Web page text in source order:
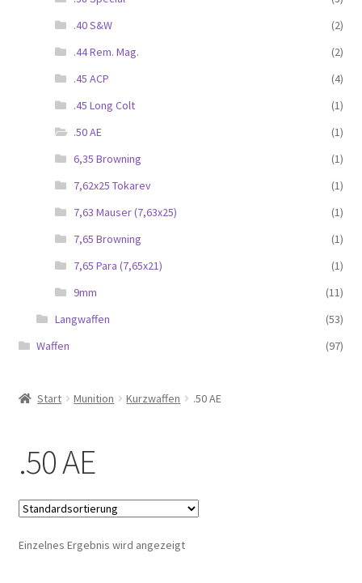
.40 S&W
(2)
.44 Rem. Mag.
(2)
.45 ACP
(4)
.45 Long Colt
(1)
.50 AE
(1)
6,35 Browning
(1)
7,62x25 Tokarev
(1)
7,63 Mauser (7,63x25)
(1)
7,65 Browning
(1)
7,65 Para (7,65x21)
(1)
9mm
(11)
Langwaffen
(53)
Waffen
(97)
Start Munition Kurzwaffen .50 AE
.50 AE
Einzelnes Ergebnis wird angezeigt